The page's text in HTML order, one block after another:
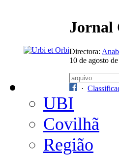
Jornal
Directora:
10 de agosto
·
UBI
Covilhã
Região